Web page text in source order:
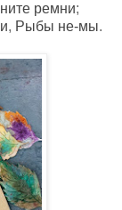
ремни;
, Рыбы не-мы.